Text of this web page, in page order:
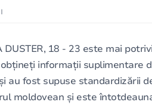
18 - 23 este mai
informații suplimentare
au fost supuse standardizării
moldovean și este